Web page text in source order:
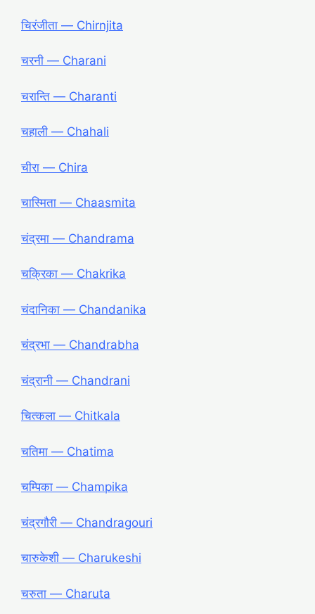
चिरंजीता ― Chirnjita
चरनी ― Charani
चरान्ति ― Charanti
चहाली ― Chahali
चीरा ― Chira
चास्मिता ― Chaasmita
चंद्रमा ― Chandrama
चक्रिका ― Chakrika
चंदानिका ― Chandanika
चंद्रभा ― Chandrabha
चंद्रानी ― Chandrani
चित्कला ― Chitkala
चतिमा ― Chatima
चम्पिका ― Champika
चंद्रगौरी ― Chandragouri
चारुकेशी ― Charukeshi
चरुता ― Charuta